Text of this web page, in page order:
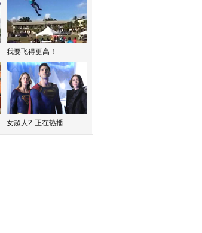
我要飞得更高！
女超人2-正在热播